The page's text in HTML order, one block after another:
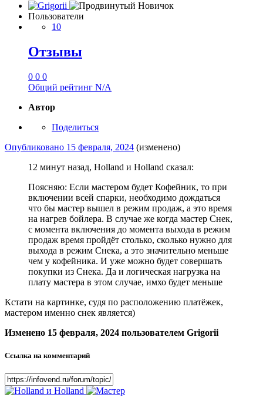
Пользователи
10
Отзывы
0 0 0
Общий рейтинг N/A
Автор
Поделиться
Опубликовано 15 февраля, 2024 (изменено)
12 минут назад, Holland и Holland сказал:
Поясняю: Если мастером будет Кофейник, то при
включении всей спарки, необходимо дождаться
что бы мастер вышел в режим продаж, а это время
на нагрев бойлера. В случае же когда мастер Снек,
с момента включения до момента выхода в режим
продаж время пройдёт столько, сколько нужно для
выхода в режим Снека, а это значительно меньше
чем у кофейника. И уже можно будет совершать
покупки из Снека. Да и логическая нагрузка на
плату мастера в этом случае, имхо будет меньше
Кстати на картинке, судя по расположению платёжек,
мастером именно снек является)
Изменено 15 февраля, 2024 пользователем Grigorii
Ссылка на комментарий